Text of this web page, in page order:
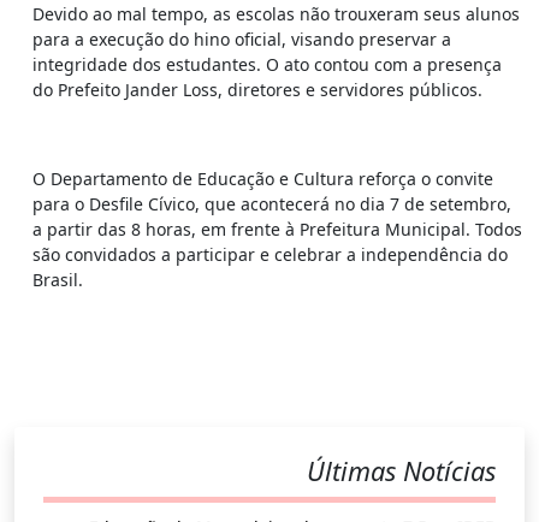
Devido ao mal tempo, as escolas não trouxeram seus alunos
para a execução do hino oficial, visando preservar a
integridade dos estudantes. O ato contou com a presença
do Prefeito Jander Loss, diretores e servidores públicos.
O Departamento de Educação e Cultura reforça o convite
para o Desfile Cívico, que acontecerá no dia 7 de setembro,
a partir das 8 horas, em frente à Prefeitura Municipal. Todos
são convidados a participar e celebrar a independência do
Brasil.
Últimas Notícias